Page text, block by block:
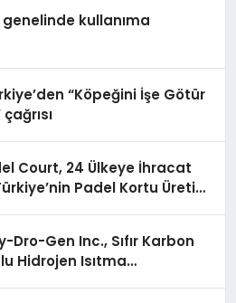
kullanıma
“Köpeğini İşe Götür
Court, 24 Ülkeye İhracat
Padel Kortu Üretim
Dro-Gen Inc., Sıfır Karbon
Hidrojen Isıtma